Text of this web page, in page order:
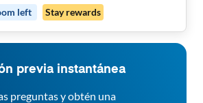
left Stay rewards
previa instantánea
preguntas y obtén una